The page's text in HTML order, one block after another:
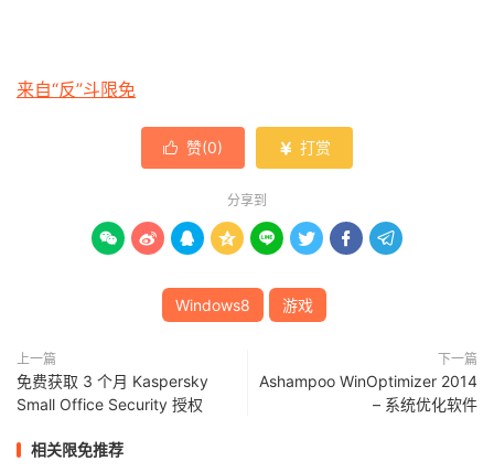
来自“反”斗限免
 赞(0)  打赏
分享到
       
Windows8 游戏
上一篇
免费获取 3 个月 Kaspersky
Small Office Security 授权
下一篇
Ashampoo WinOptimizer 2014
– 系统优化软件
相关限免推荐